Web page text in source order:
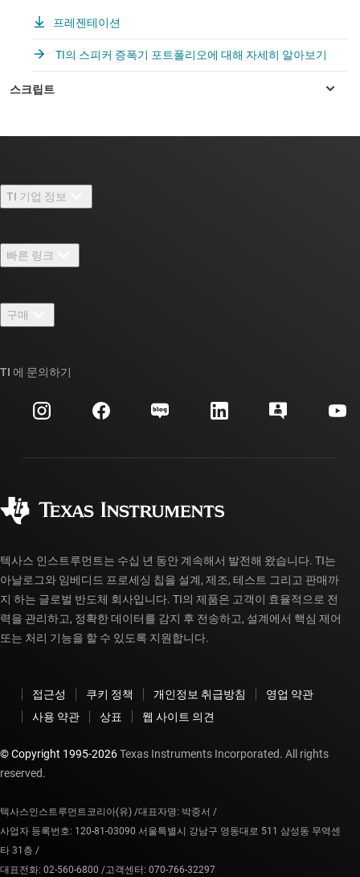
프레젠테이션
TI의 스피커 증폭기 포트폴리오에 대해 자세히 알아보기
TI 기업 정보
채용
뉴스룸
이벤트
투자 관계
빠른 링크
TI E2E™ 설계 지원 포럼
대체품 검색
고객 지원 센터
myTI 계정 FAQ
구매
주문 FAQ
TI 에 문의하기
텍사스 인스트루먼트는 수십 년 동안 계속해서 발전해 왔습니다. TI는
아날로그와 임베디드 프로세싱 칩을 설계, 제조, 테스트 그리고 판매까
지 하는 글로벌 반도체 회사입니다. TI의 제품은 고객이 효율적으로 전
력을 관리하고, 정확한 데이터를 감지 후 전송하고, 설계에서 핵심 제어
또는 처리 기능을 할 수 있도록 지원합니다.
접근성 쿠키 정책 개인정보 취급방침
영업 약관
사용 약관
상표 웹 사이트 의견
© Copyright 1995-2026Texas Instruments Incorporated. All rights
reserved.
텍사스인스트루먼트코리아(유) /대표자명: 박중서 /
사업자 등록번호: 120-81-03090 서울특별시 강남구 영동대로 511 삼성동 무역센
타 31층 /
대표전화: 02-560-6800 /고객센터: 070-766-32297